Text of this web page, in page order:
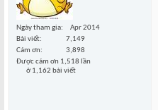
Ngày tham gia
Apr 2014
Bài viết
7,149
Cám ơn
3,898
Được cám ơn 1,518 lần
ở 1,162 bài viết